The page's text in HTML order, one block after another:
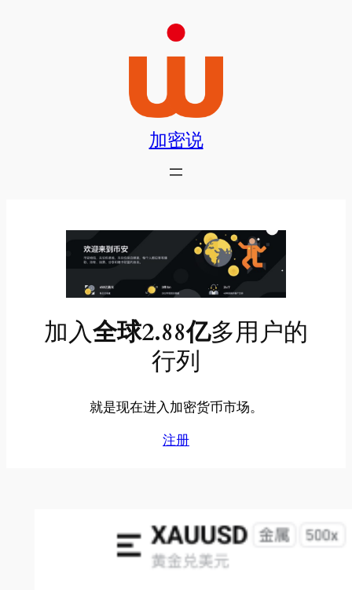
加密说
加入全球2.88亿多用户的
行列
就是现在进入加密货币市场。
注册